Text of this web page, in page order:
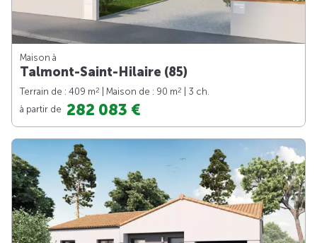
Maison à
Talmont-Saint-Hilaire (85)
Terrain de : 409 m2 | Maison de : 90 m2
| 3 ch.
à partir de 282 083 €